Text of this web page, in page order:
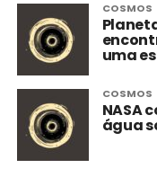
COSMOS
uma
COSMOS
NASA
água